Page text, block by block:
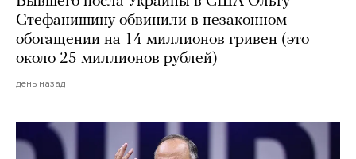
Стефанишину обвинили в незаконном
обогащении на 14 миллионов гривен (это
около 25 миллионов рублей)
день назад